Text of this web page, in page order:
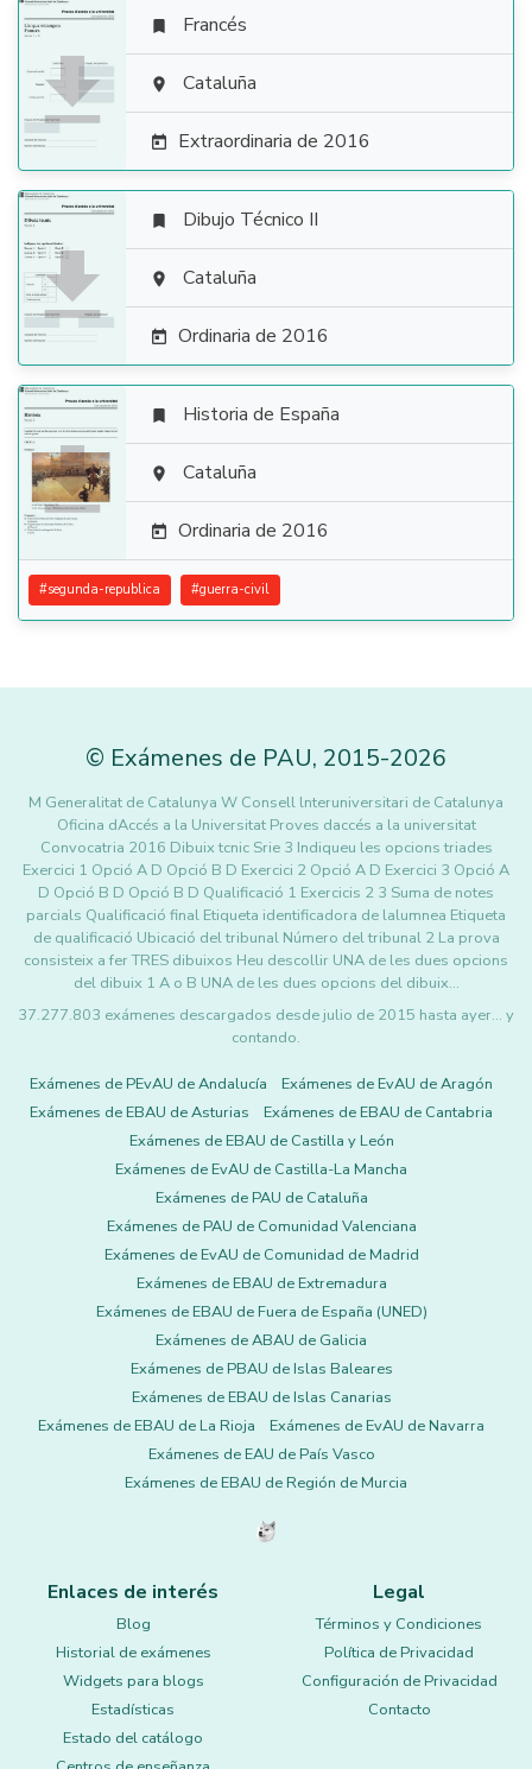

 Francés
 Cataluña
 Extraordinaria de 2016

 Dibujo Técnico II
 Cataluña
 Ordinaria de 2016

 Historia de España
 Cataluña
 Ordinaria de 2016
#segunda-republica #guerra-civil
© Exámenes de PAU, 2015-2026
M Generalitat de Catalunya W Consell lnteruniversitari de Catalunya
Oficina dAccés a la Universitat Proves daccés a la universitat
Convocatria 2016 Dibuix tcnic Srie 3 Indiqueu les opcions triades
Exercici 1 Opció A D Opció B D Exercici 2 Opció A D Exercici 3 Opció A
D Opció B D Opció B D Qualificació 1 Exercicis 2 3 Suma de notes
parcials Qualificació final Etiqueta identificadora de lalumnea Etiqueta
de qualificació Ubicació del tribunal Número del tribunal 2 La prova
consisteix a fer TRES dibuixos Heu descollir UNA de les dues opcions
del dibuix 1 A o B UNA de les dues opcions del dibuix…
37.277.803 exámenes descargados desde julio de 2015 hasta ayer... y
contando.
Exámenes de PEvAU de Andalucía
Exámenes de EvAU de Aragón
Exámenes de EBAU de Asturias
Exámenes de EBAU de Cantabria
Exámenes de EBAU de Castilla y León
Exámenes de EvAU de Castilla-La Mancha
Exámenes de PAU de Cataluña
Exámenes de PAU de Comunidad Valenciana
Exámenes de EvAU de Comunidad de Madrid
Exámenes de EBAU de Extremadura
Exámenes de EBAU de Fuera de España (UNED)
Exámenes de ABAU de Galicia
Exámenes de PBAU de Islas Baleares
Exámenes de EBAU de Islas Canarias
Exámenes de EBAU de La Rioja
Exámenes de EvAU de Navarra
Exámenes de EAU de País Vasco
Exámenes de EBAU de Región de Murcia
Enlaces de interés
Blog
Historial de exámenes
Widgets para blogs
Estadísticas
Estado del catálogo
Legal
Términos y Condiciones
Política de Privacidad
Configuración de Privacidad
Contacto